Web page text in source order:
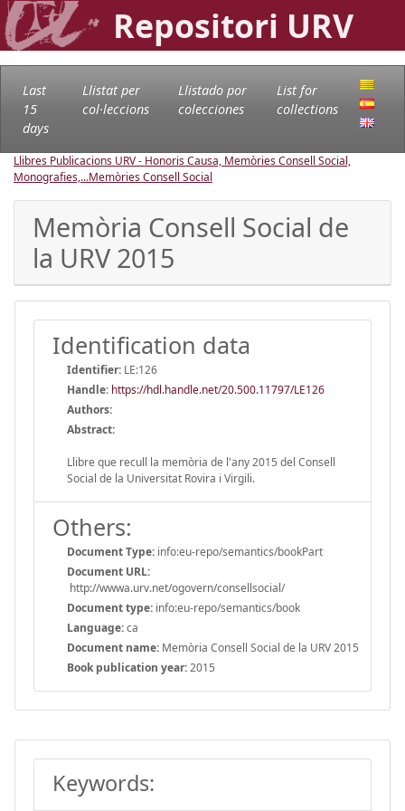
Repositori URV
Last
15
days
Llistat per
col·leccions
Llistado por
colecciones
List for
collections
Llibres Publicacions URV - Honoris Causa, Memòries Consell Social,
Monografies,...Memòries Consell Social
Memòria Consell Social de
la URV 2015
Identification data
Identifier: LE:126
Handle: https://hdl.handle.net/20.500.11797/LE126
Authors:
Abstract:
Llibre que recull la memòria de l'any 2015 del Consell
Social de la Universitat Rovira i Virgili.
Others:
Document Type: info:eu-repo/semantics/bookPart
Document URL:
http://wwwa.urv.net/ogovern/consellsocial/
Document type: info:eu-repo/semantics/book
Language:ca
Document name: Memòria Consell Social de la URV 2015
Book publication year:2015
Keywords: